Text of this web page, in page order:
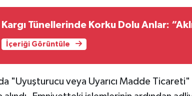
Kargı Tünellerinde Korku Dolu Anlar:
İçeriği Görüntüle
"Uyuşturucu veya Uyarıcı Madde Ticareti"